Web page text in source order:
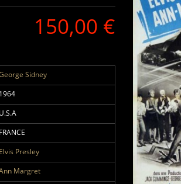
150,00 €
Sidney
1964
U.S.A
FRANCE
Elvis Presley
Margret